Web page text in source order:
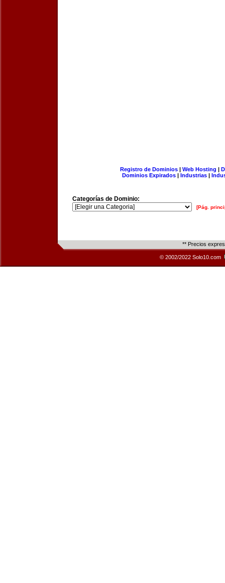
Registro de Dominios| Web Hosting |
Dominios Expirados | Industrias |
Categorías de Dominio:
[Pág.
** Precios
© 2002/2022 Solo10.com